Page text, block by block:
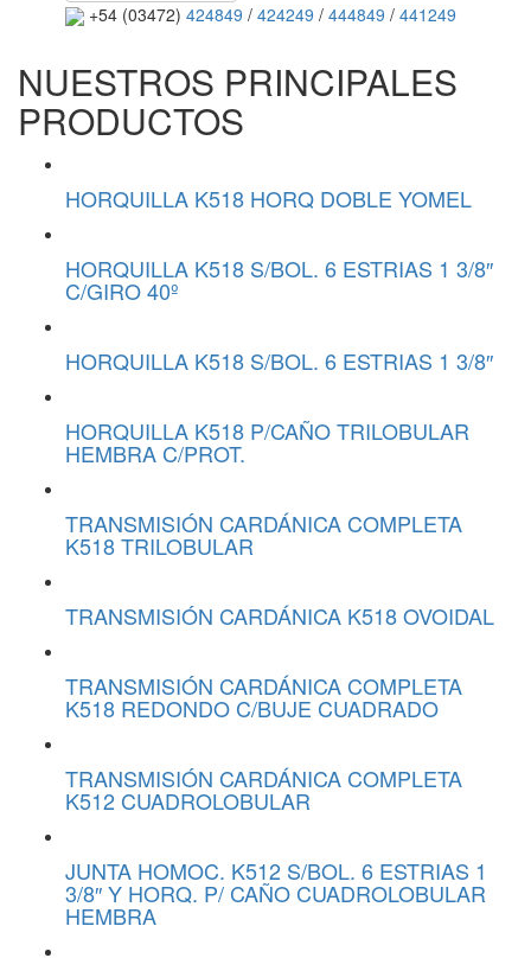
+54 (03472) 424849 / 424249 / 444849 / 441249
NUESTROS PRINCIPALES
PRODUCTOS
HORQUILLA K518 HORQ DOBLE YOMEL
HORQUILLA K518 S/BOL. 6 ESTRIAS 1 3/8″
C/GIRO 40º
HORQUILLA K518 S/BOL. 6 ESTRIAS 1 3/8″
HORQUILLA K518 P/CAÑO TRILOBULAR
HEMBRA C/PROT.
TRANSMISIÓN CARDÁNICA COMPLETA
K518 TRILOBULAR
TRANSMISIÓN CARDÁNICA K518 OVOIDAL
TRANSMISIÓN CARDÁNICA COMPLETA
K518 REDONDO C/BUJE CUADRADO
TRANSMISIÓN CARDÁNICA COMPLETA
K512 CUADROLOBULAR
JUNTA HOMOC. K512 S/BOL. 6 ESTRIAS 1
3/8″ Y HORQ. P/ CAÑO CUADROLOBULAR
HEMBRA